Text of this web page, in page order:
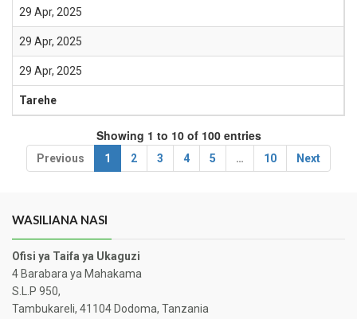
29 Apr, 2025
29 Apr, 2025
29 Apr, 2025
Tarehe
Showing 1 to 10 of 100 entries
Previous 1 2 3 4 5 … 10 Next
WASILIANA NASI
Ofisi ya Taifa ya Ukaguzi
4 Barabara ya Mahakama
S.L.P 950,
Tambukareli, 41104 Dodoma, Tanzania